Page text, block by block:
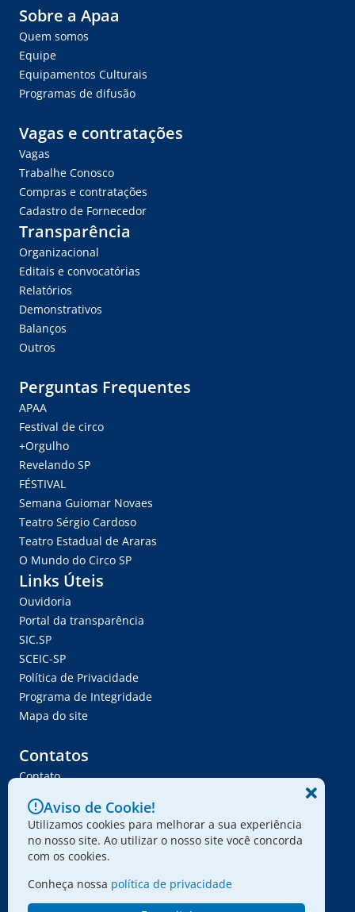
Sobre a Apaa
Quem somos
Equipe
Equipamentos Culturais
Programas de difusão
Vagas e contratações
Vagas
Trabalhe Conosco
Compras e contratações
Cadastro de Fornecedor
Transparência
Organizacional
Editais e convocatórias
Relatórios
Demonstrativos
Balanços
Outros
Perguntas Frequentes
APAA
Festival de circo
+Orgulho
Revelando SP
FÉSTIVAL
Semana Guiomar Novaes
Teatro Sérgio Cardoso
Teatro Estadual de Araras
O Mundo do Circo SP
Links Úteis
Ouvidoria
Portal da transparência
SIC.SP
SCEIC-SP
Política de Privacidade
Programa de Integridade
Mapa do site
Contatos
Contato
Trabalhe Conosco
Ser Fornecedor
Envie seu projeto
Aviso de Cookie!
Utilizamos cookies para melhorar a sua experiência
no nosso site. Ao utilizar o nosso site você concorda
com os cookies.
Conheça nossa política de privacidade